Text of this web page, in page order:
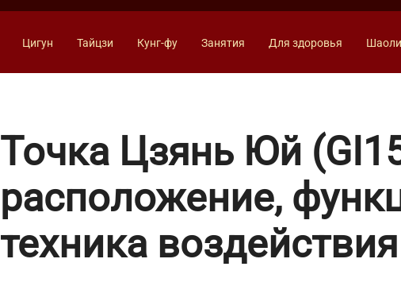
Цигун Тайцзи Кунг-фу Занятия Для здоровья
Точка Цзянь Юй
расположение,
техника воздействия